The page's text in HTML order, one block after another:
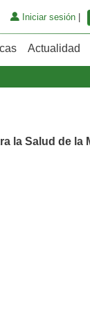
Iniciar sesión|
Actualidad
la Salud de la